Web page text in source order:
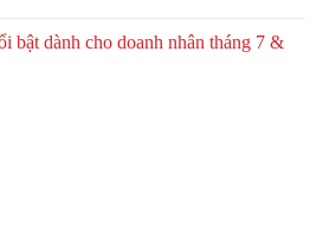
bật dành cho doanh nhân tháng 7 &